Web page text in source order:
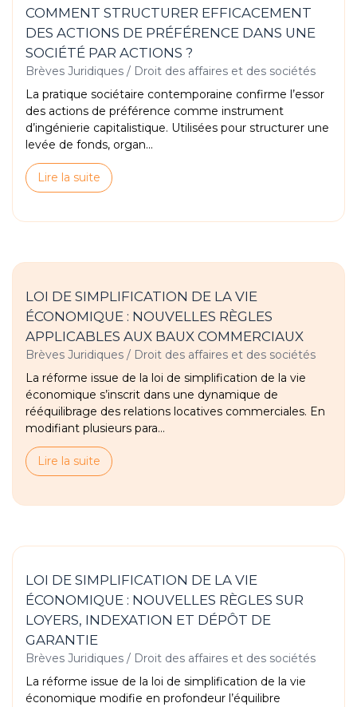
COMMENT STRUCTURER EFFICACEMENT
DES ACTIONS DE PRÉFÉRENCE DANS UNE
SOCIÉTÉ PAR ACTIONS ?
Brèves Juridiques / Droit des affaires et des sociétés
La pratique sociétaire contemporaine confirme l’essor
des actions de préférence comme instrument
d’ingénierie capitalistique. Utilisées pour structurer une
levée de fonds, organ...
Lire la suite
LOI DE SIMPLIFICATION DE LA VIE
ÉCONOMIQUE : NOUVELLES RÈGLES
APPLICABLES AUX BAUX COMMERCIAUX
Brèves Juridiques / Droit des affaires et des sociétés
La réforme issue de la loi de simplification de la vie
économique s’inscrit dans une dynamique de
rééquilibrage des relations locatives commerciales. En
modifiant plusieurs para...
Lire la suite
LOI DE SIMPLIFICATION DE LA VIE
ÉCONOMIQUE : NOUVELLES RÈGLES SUR
LOYERS, INDEXATION ET DÉPÔT DE
GARANTIE
Brèves Juridiques / Droit des affaires et des sociétés
La réforme issue de la loi de simplification de la vie
économique modifie en profondeur l’équilibre